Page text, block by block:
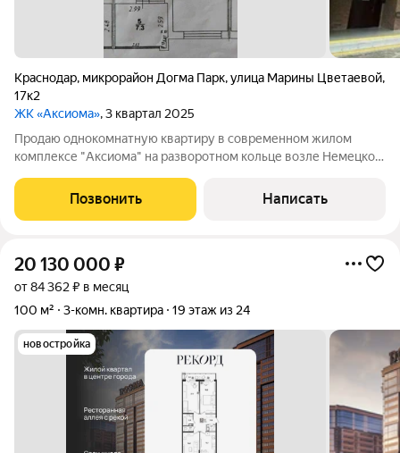
Краснодар, микрорайон Догма Парк,улица Марины Цветаевой,
17к2
ЖК «Аксиома», 3 квартал 2025
Продаю однокомнатную квартиру в современном жилом
комплексе "Аксиома" на разворотном кольце возле Немецкой
здания с видом на двор. Одна просторная лоджия, подойдёт
для отдельной комнаты или
Позвонить Написать
20 130 000 ₽
от 84 362 ₽ в месяц
100 м²
3-комн. квартира 19 этаж из 24
новостройка